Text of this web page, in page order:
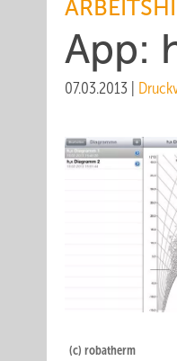
App:
07.03.2013
(c) robatherm